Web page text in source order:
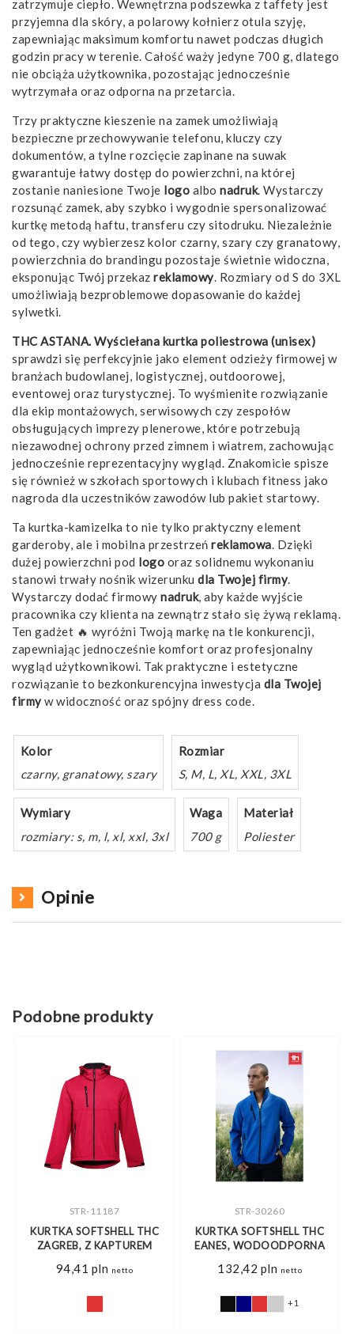
zatrzymuje ciepło. Wewnętrzna podszewka z taffety jest
przyjemna dla skóry, a polarowy kołnierz otula szyję,
zapewniając maksimum komfortu nawet podczas długich
godzin pracy w terenie. Całość waży jedyne 700 g, dlatego
nie obciąża użytkownika, pozostając jednocześnie
wytrzymała oraz odporna na przetarcia.
Trzy praktyczne kieszenie na zamek umożliwiają
bezpieczne przechowywanie telefonu, kluczy czy
dokumentów, a tylne rozcięcie zapinane na suwak
gwarantuje łatwy dostęp do powierzchni, na której
zostanie naniesione Twoje logo albo nadruk. Wystarczy
rozsunąć zamek, aby szybko i wygodnie spersonalizować
kurtkę metodą haftu, transferu czy sitodruku. Niezależnie
od tego, czy wybierzesz kolor czarny, szary czy granatowy,
powierzchnia do brandingu pozostaje świetnie widoczna,
eksponując Twój przekaz reklamowy. Rozmiary od S do 3XL
umożliwiają bezproblemowe dopasowanie do każdej
sylwetki.
THC ASTANA. Wyściełana kurtka poliestrowa (unisex)
sprawdzi się perfekcyjnie jako element odzieży firmowej w
branżach budowlanej, logistycznej, outdoorowej,
eventowej oraz turystycznej. To wyśmienite rozwiązanie
dla ekip montażowych, serwisowych czy zespołów
obsługujących imprezy plenerowe, które potrzebują
niezawodnej ochrony przed zimnem i wiatrem, zachowując
jednocześnie reprezentacyjny wygląd. Znakomicie spisze
się również w szkołach sportowych i klubach fitness jako
nagroda dla uczestników zawodów lub pakiet startowy.
Ta kurtka-kamizelka to nie tylko praktyczny element
garderoby, ale i mobilna przestrzeń reklamowa. Dzięki
dużej powierzchni pod logo oraz solidnemu wykonaniu
stanowi trwały nośnik wizerunku dla Twojej firmy.
Wystarczy dodać firmowy nadruk, aby każde wyjście
pracownika czy klienta na zewnątrz stało się żywą reklamą.
Ten gadżet 🔥 wyróżni Twoją markę na tle konkurencji,
zapewniając jednocześnie komfort oraz profesjonalny
wygląd użytkownikowi. Tak praktyczne i estetyczne
rozwiązanie to bezkonkurencyjna inwestycja dla Twojej
firmyw widoczność oraz spójny dress code.
Kolor
czarny, granatowy, szary
Rozmiar
S, M, L, XL, XXL, 3XL
Wymiary
rozmiary: s, m, l, xl, xxl, 3xl
Waga
700 g
Materiał
Poliester
Opinie
Podobne produkty
STR-11187
KURTKA SOFTSHELL THC
ZAGREB, Z KAPTUREM
94,41 pln netto
STR-30260
KURTKA SOFTSHELL THC
EANES, WODOODPORNA
132,42 pln netto
+1